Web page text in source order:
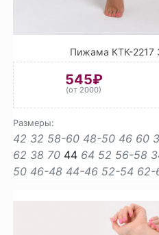
Пижама КТК-2217
545₽
(от 2000)
Размеры:
42 32 58-60 48-50 46 60
62 38 70 44 64 52 56-58
50 46-48 44-46 52-54 62-